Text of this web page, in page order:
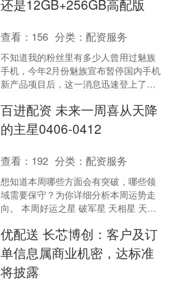
还是12GB+256GB高配版
查看： 156 分类：配资服务
不知道我的粉丝里有多少人曾用过魅族
手机，今年2月份魅族宣布暂停国内手机
新产品项目后，这一消息迅速登上了热
感很低，2025年全年....
百进配资 未来一周喜从天降
的主星0406-0412
查看： 192 分类：配资服务
想知道本周哪些方面会有突破，哪些领
域需要保守？为你详细分析本周运势走
向。 本周好运之星 破军星 天相星 天机
本周工作较为....
优配送 长芯博创：客户及订
单信息属商业机密，达标准
将披露